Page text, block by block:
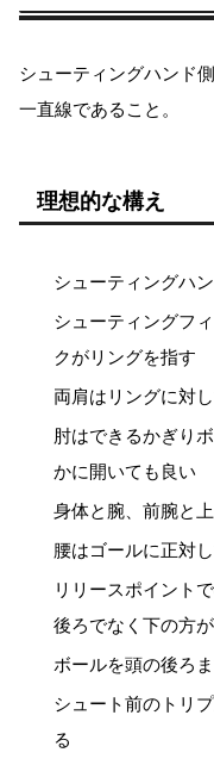
シューティングハンド
一直線であること。
理想的な構え
シューティングハ
シューティングフ
クがリングを指す
両肩はリングに対
肘はできるかぎり
かに開いても良い
身体と腕、前腕と
腰はゴールに正対
リリースポイント
後ろでなく下の方
ボールを頭の後ろ
シュート前のトリ
る